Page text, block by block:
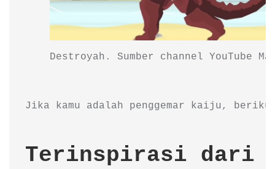
Destroyah. Sumber channel YouTube
Jika kamu adalah penggemar kaiju,
Terinspirasi dari